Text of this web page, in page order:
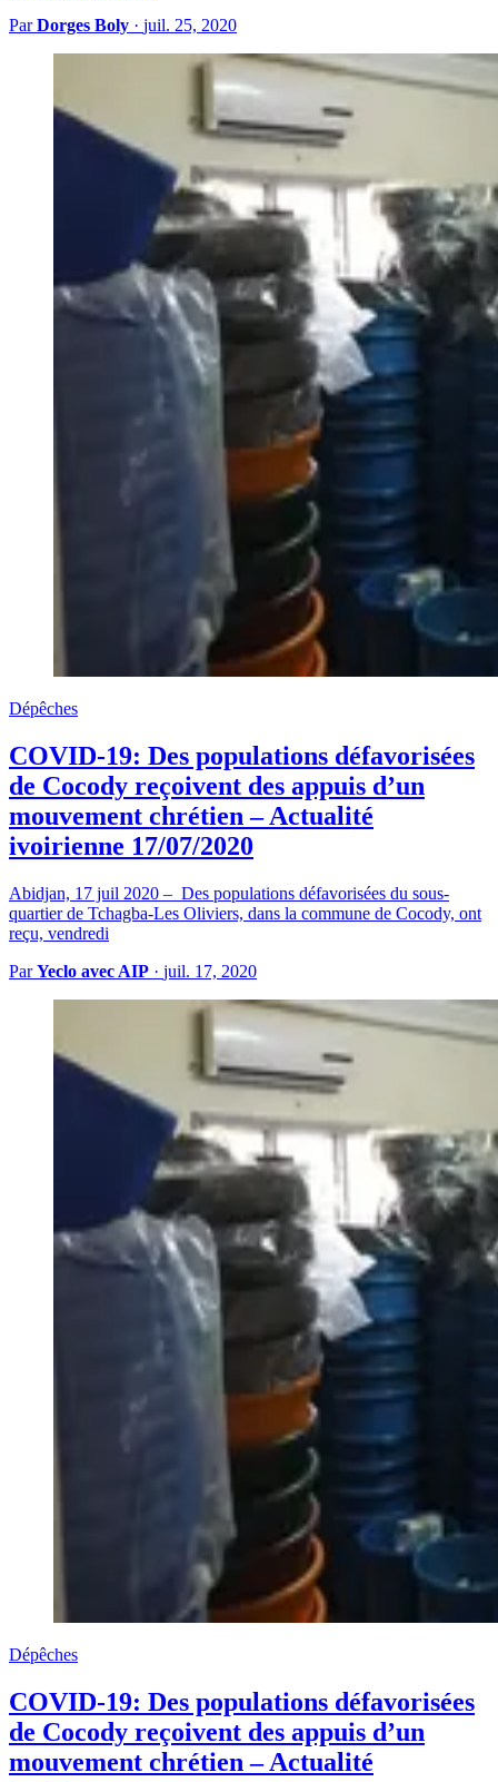
ParDorges Boly · juil. 25, 2020
Dépêches
COVID-19: Des populations défavorisées
de Cocody reçoivent des appuis d’un
mouvement chrétien – Actualité
ivoirienne 17/07/2020
Abidjan, 17 juil 2020 – Des populations défavorisées du sous-
quartier de Tchagba-Les Oliviers, dans la commune de Cocody, ont
reçu, vendredi
ParYeclo avec AIP · juil. 17, 2020
Dépêches
COVID-19: Des populations défavorisées
de Cocody reçoivent des appuis d’un
mouvement chrétien – Actualité